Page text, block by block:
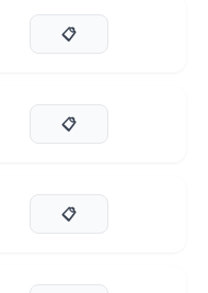
📋
📋
📋